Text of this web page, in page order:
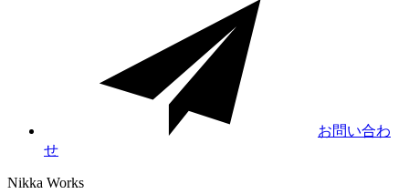
お問い合わ
せ
Nikka Works